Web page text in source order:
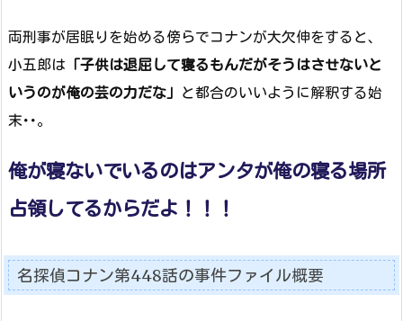
両刑事が居眠りを始める傍らでコナンが大欠伸をすると、
小五郎は 「子供は退屈して寝るもんだがそうはさせないと
いうのが俺の芸の力だな」 と都合のいいように解釈する始
末･･。
俺が寝ないでいるのはアンタが俺の寝る場所
占領してるからだよ！！！
名探偵コナン第448話の事件ファイル概要